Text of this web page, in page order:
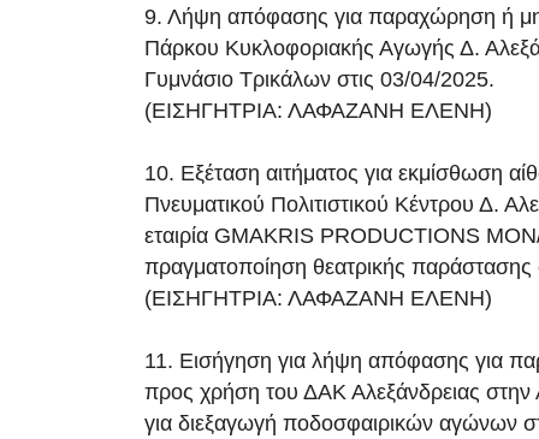
9. Λήψη απόφασης για παραχώρηση ή
Πάρκου Κυκλοφοριακής Αγωγής Δ.
Γυμνάσιο Τρικάλων στις 03/04/2025.
(ΕΙΣΗΓΗΤΡΙΑ: ΛΑΦΑΖΑΝΗ ΕΛΕΝΗ)
10. Εξέταση αιτήματος για εκμίσθωση
Πνευματικού Πολιτιστικού Κέντρου Δ.
εταιρία GMAKRIS PRODUCTIONS
πραγματοποίηση θεατρικής παράστασης
(ΕΙΣΗΓΗΤΡΙΑ: ΛΑΦΑΖΑΝΗ ΕΛΕΝΗ)
11. Εισήγηση για λήψη απόφασης για
προς χρήση του ΔΑΚ Αλεξάνδρειας
για διεξαγωγή ποδοσφαιρικών αγώνων